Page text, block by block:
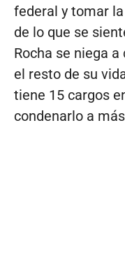
federal y tomar
de lo que se
Rocha se niega
el resto de su
tiene 15 cargos
condenarlo a